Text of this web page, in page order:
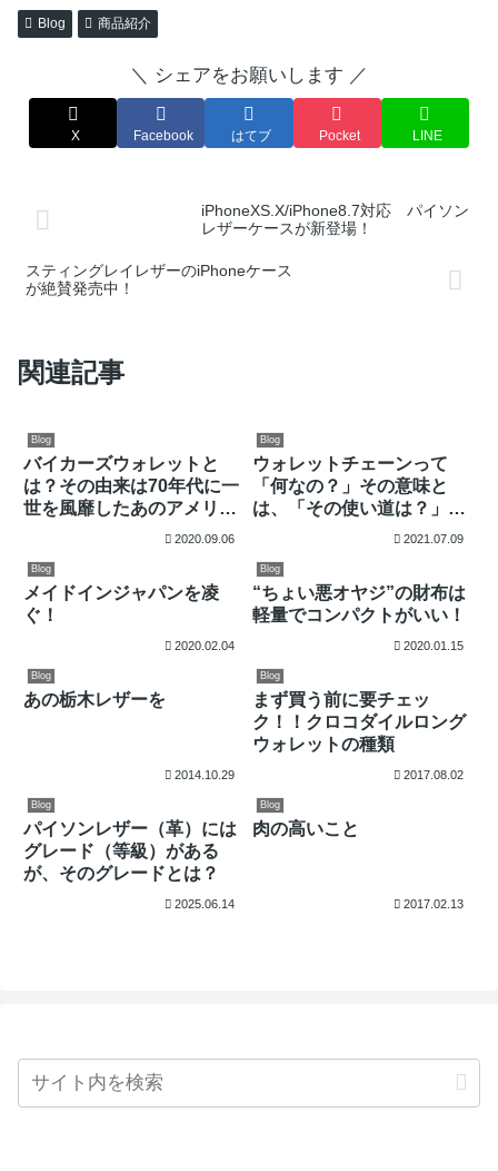
Blog 商品紹介
＼ シェアをお願いします ／
X Facebook はてブ Pocket LINE
iPhoneXS.X/iPhone8.7対応 パイソン
レザーケースが新登場！
スティングレイレザーのiPhoneケース
が絶賛発売中！
関連記事
Blog
バイカーズウォレットと
は？その由来は70年代に一
世を風靡したあのアメリカ
2020.09.06
Blog
ウォレットチェーンって
「何なの？」その意味と
は、「その使い道は？」に
ついてお答えします。2021.07.09
Blog
メイドインジャパンを凌
ぐ！
2020.02.04
Blog
“ちょい悪オヤジ”の財布は
軽量でコンパクトがいい！
2020.01.15
Blog
あの栃木レザーを
2014.10.29
Blog
まず買う前に要チェッ
ク！！クロコダイルロング
ウォレットの種類
2017.08.02
Blog
パイソンレザー（革）には
グレード（等級）がある
が、そのグレードとは？
2025.06.14
Blog
肉の高いこと
2017.02.13